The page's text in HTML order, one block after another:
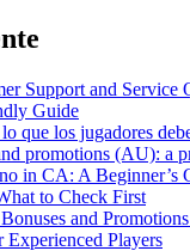
Support and Service
Guide
que los jugadores
promotions (AU): a
in CA: A Beginner’s
to Check First
and
Players